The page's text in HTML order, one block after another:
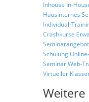
Inhouse In-
Hausinternes
Individual-
Crashkurse
Seminarangebot
Schulung
SeminarWeb-
Virtueller